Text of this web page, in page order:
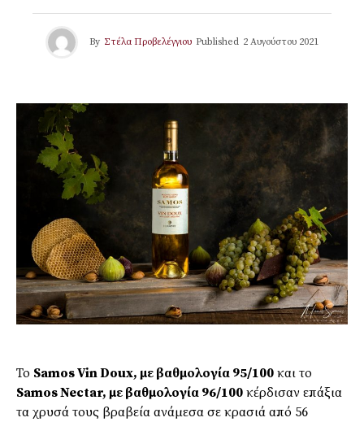
By Στέλα Προβελέγγιου Published 2 Αυγούστου 2021
Το SamosVinDoux, με βαθμολογία 95/100 και το
SamosNectar, με βαθμολογία 96/100 κέρδισαν επάξια
τα χρυσά τους βραβεία ανάμεσα σε κρασιά από 56